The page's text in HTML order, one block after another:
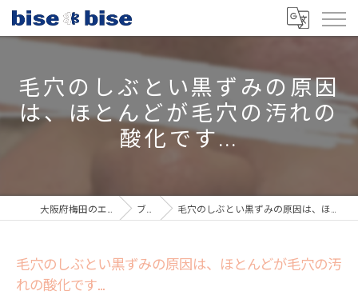
毛穴のしぶとい黒ずみの原因
は、ほとんどが毛穴の汚れの
酸化です...
大阪府梅田のエステならbisebise ブログ 毛穴のしぶとい黒ずみの原因は、ほとんどが毛穴の汚れの酸化です...
毛穴のしぶとい黒ずみの原因は、ほとんどが毛穴の汚
れの酸化です...